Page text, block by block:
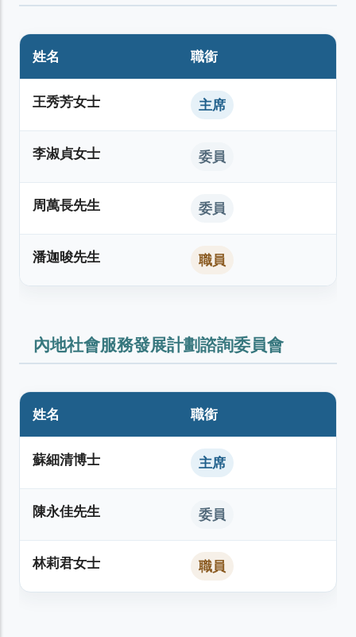
姓名 職銜
王秀芳女士 主席
李淑貞女士 委員
周萬長先生 委員
潘迦晙先生 職員
內地社會服務發展計劃諮詢委員會
姓名 職銜
蘇細清博士 主席
陳永佳先生 委員
林莉君女士 職員